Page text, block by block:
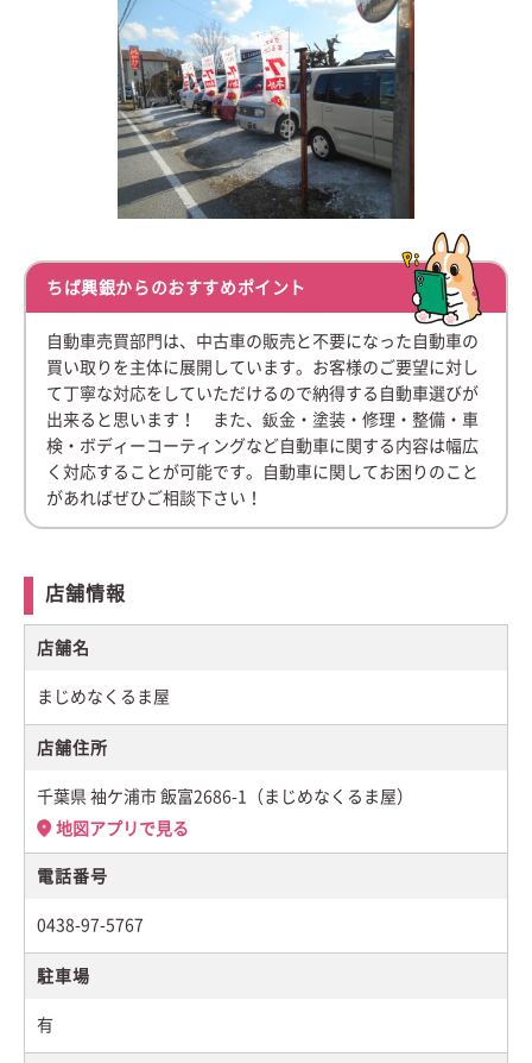
ちば興銀からのおすすめポイント
自動車売買部門は、中古車の販売と不要になった自動車の
買い取りを主体に展開しています。お客様のご要望に対し
て丁寧な対応をしていただけるので納得する自動車選びが
出来ると思います！ また、鈑金・塗装・修理・整備・車
検・ボディーコーティングなど自動車に関する内容は幅広
く対応することが可能です。自動車に関してお困りのこと
があればぜひご相談下さい！
店舗情報
店舗名
まじめなくるま屋
店舗住所
千葉県 袖ケ浦市 飯富2686-1（まじめなくるま屋）
地図アプリで見る
電話番号
0438-97-5767
駐車場
有